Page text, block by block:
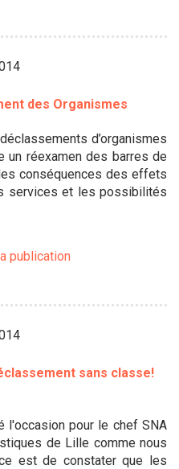
des Organismes
d’organismes
un réexamen des barres de
conséquences des effets
services et les possibilités
publication
sans classe!
l'occasion pour le chef SNA
de Lille comme nous
est de constater que les